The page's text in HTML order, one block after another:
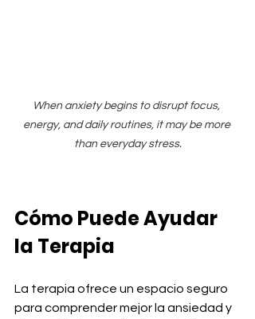
When anxiety begins to disrupt focus,
energy, and daily routines, it may be more
than everyday stress.
Cómo Puede Ayudar
la Terapia
La terapia ofrece un espacio seguro
para comprender mejor la ansiedad y